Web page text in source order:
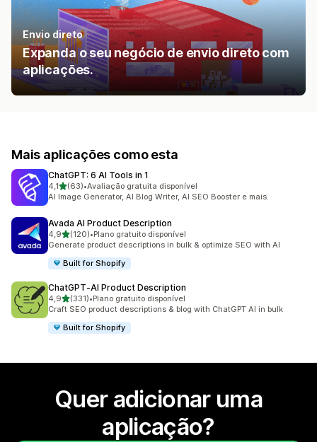
Envio direto
Expanda o seu negócio de envio direto com
aplicações.
Mais aplicações como esta
ChatGPT: 6 AI Tools in 1
4,1de 5 estrelas
(63)
63 total de avaliações
•Avaliação gratuita disponível
AI Image Generator, AI Blog Writer, AI SEO Booster e mais.
Avada AI Product Description
4,9de 5 estrelas
(120)
120 total de avaliações
•Plano gratuito disponível
Generate product descriptions in bulk & optimize SEO with AI
Built for Shopify
ChatGPT‑AI Product Description
4,9de 5 estrelas
(331)
331 total de avaliações
•Plano gratuito disponível
Craft SEO product descriptions & blog with ChatGPT AI in bulk
Built for Shopify
Quer adicionar uma
aplicação?